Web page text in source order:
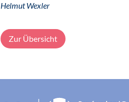
Helmut Wexler
Zur Übersicht